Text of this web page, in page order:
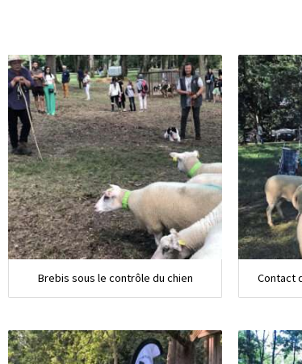
Brebis sous le contrôle du chien Contact